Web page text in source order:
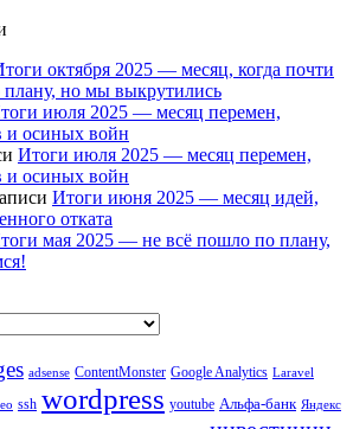
октября 2025 — месяц, когда почти
плану, но мы выкрутились
июля 2025 — месяц перемен,
и осиных войн
Итоги июля 2025 — месяц перемен,
и осиных войн
Итоги июня 2025 — месяц идей,
отката
мая 2025 — не всё пошло по плану,
adsense ContentMonster Google Analytics Laravel
ssh wordpress youtube Альфа-банк Яндекс